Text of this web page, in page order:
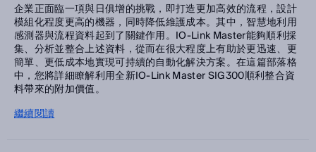
企業正面臨一項與日俱增的挑戰，即打造更加高效的流程，設計
模組化程度更高的機器，同時降低維護成本。其中，智慧地利用
感測器與流程資料起到了關鍵作用。IO-Link Master能夠順利採
集、分析並整合上述資料，從而在很大程度上有助於更迅速、更
簡單、更低成本地實現可持續的自動化解決方案。在這篇部落格
中，您將詳細瞭解利用全新IO-Link Master SIG300順利整合資
料帶來的附加價值。
繼續閱讀